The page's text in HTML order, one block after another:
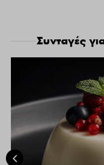
Συνταγές